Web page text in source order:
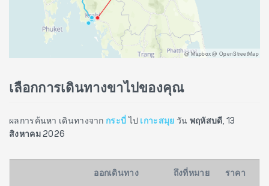
@ Mapbox @ OpenStreetMap
เลือกการเดินทางขาไปของคุณ
ผลการค้นหา เดินทางจาก กระบี่ ไป เกาะสมุย วัน พฤหัสบดี, 13
สิงหาคม 2026
ออกเดินทาง ถึงที่หมาย ราคา